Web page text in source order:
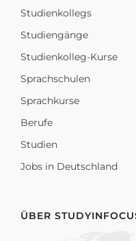
Studienkollegs
Studiengänge
Studienkolleg-Kurse
Sprachschulen
Sprachkurse
Berufe
Studien
Jobs in Deutschland
ÜBER